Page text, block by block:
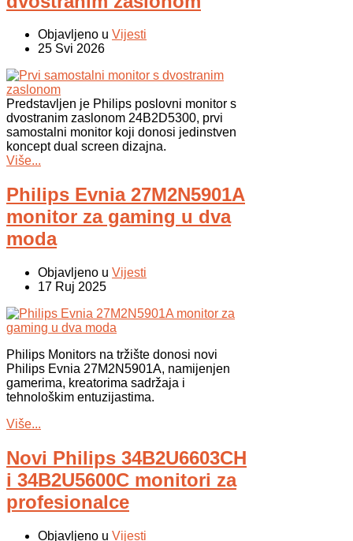
Objavljeno u Vijesti
25 Svi 2026
Predstavljen je Philips poslovni monitor s
dvostranim zaslonom 24B2D5300, prvi
samostalni monitor koji donosi jedinstven
koncept dual screen dizajna.
Više...
Philips Evnia 27M2N5901A
monitor za gaming u dva
moda
Objavljeno u Vijesti
17 Ruj 2025
Philips Monitors na tržište donosi novi
Philips Evnia 27M2N5901A, namijenjen
gamerima, kreatorima sadržaja i
tehnološkim entuzijastima.
Više...
Novi Philips 34B2U6603CH
i 34B2U5600C monitori za
profesionalce
Objavljeno u Vijesti